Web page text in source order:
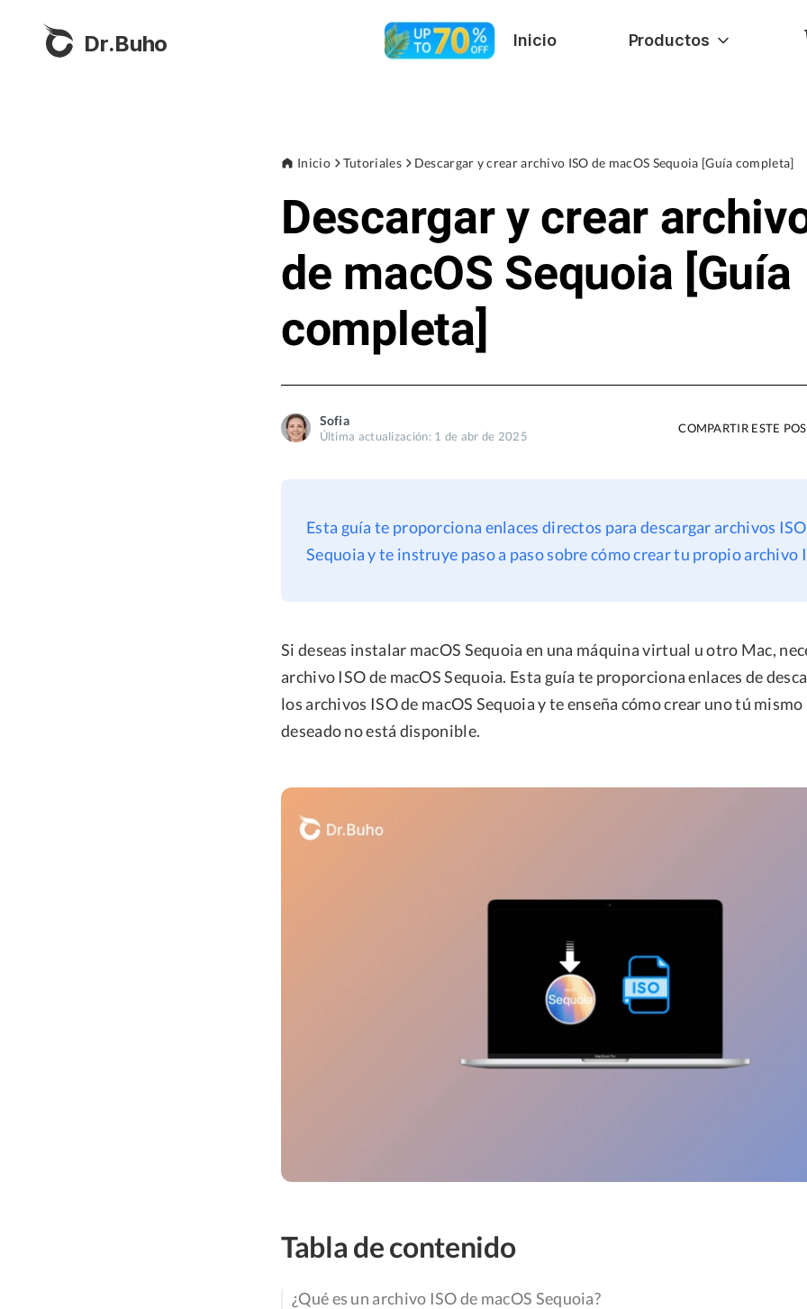
Dr.Buho Inicio Productos
Inicio Tutoriales Descargar y crear archivo ISO de macOS Sequoia [Guía completa]
Descargar y crear
de macOS Sequoia [Guía
completa]
Sofia
Última actualización: 1 de abr de 2025
COMPARTIR ESTE
Esta guía te proporciona enlaces directos para descargar archivos ISO
Sequoia y te instruye paso a paso sobre cómo crear tu propio archivo
Si deseas instalar macOS Sequoia en una máquina virtual u otro Mac,
archivo ISO de macOS Sequoia. Esta guía te proporciona enlaces de
los archivos ISO de macOS Sequoia y te enseña cómo crear uno tú
deseado no está disponible.
Tabla de contenido
¿Qué es un archivo ISO de macOS Sequoia?